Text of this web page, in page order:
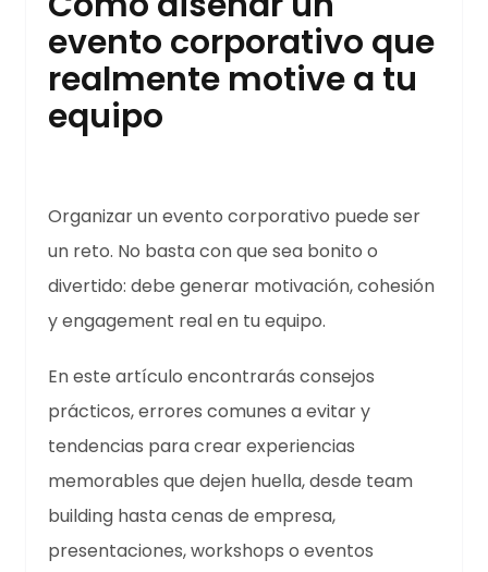
evento corporativo que
realmente motive a tu
equipo
Organizar un evento corporativo puede ser
un reto. No basta con que sea bonito o
divertido: debe generar motivación, cohesión
y engagement real en tu equipo.
En este artículo encontrarás consejos
prácticos, errores comunes a evitar y
tendencias para crear experiencias
memorables que dejen huella, desde team
building hasta cenas de empresa,
presentaciones, workshops o eventos